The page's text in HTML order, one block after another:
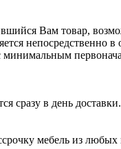
Вам товар,
непосредственно в
минимальным
сразу в день
мебель из